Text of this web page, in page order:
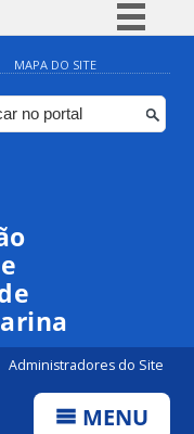
Simplifique!
Comunica BR
Participe
MAPA DO SITE
Administradores do Site
MENU